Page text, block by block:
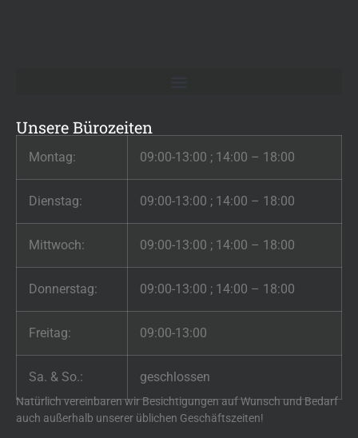
Unsere Bürozeiten
Montag: 09:00-13:00 ; 14:00 – 18:00
Dienstag: 09:00-13:00 ; 14:00 – 18:00
Mittwoch: 09:00-13:00 ; 14:00 – 18:00
Donnerstag: 09:00-13:00 ; 14:00 – 18:00
Freitag: 09:00-13:00
Sa. & So.: geschlossen
Natürlich vereinbaren wir Besichtigungen auf Wunsch und Bedarf
auch außerhalb unserer üblichen Geschäftszeiten!